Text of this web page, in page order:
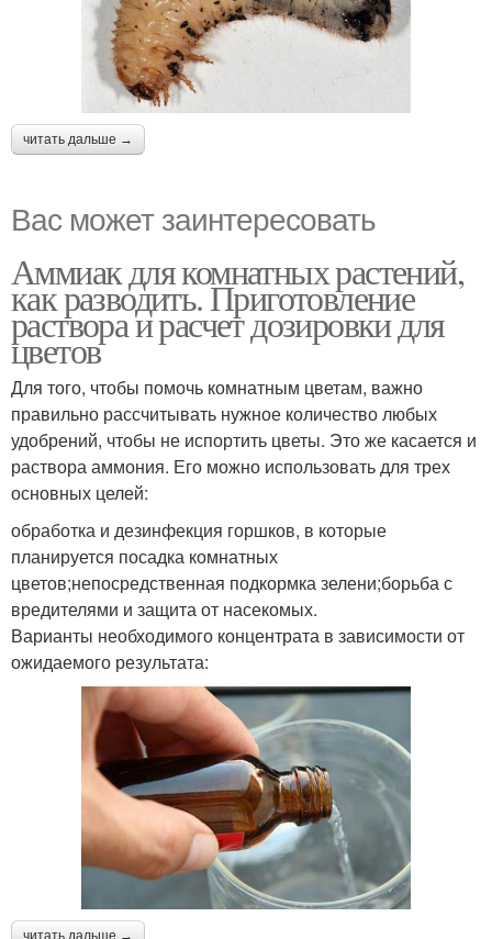
читать дальше →
Вас может заинтересовать
Аммиак для комнатных растений,
как разводить. Приготовление
раствора и расчет дозировки для
цветов
Для того, чтобы помочь комнатным цветам, важно
правильно рассчитывать нужное количество любых
удобрений, чтобы не испортить цветы. Это же касается и
раствора аммония. Его можно использовать для трех
основных целей:
обработка и дезинфекция горшков, в которые
планируется посадка комнатных
цветов;непосредственная подкормка зелени;борьба с
вредителями и защита от насекомых.
Варианты необходимого концентрата в зависимости от
ожидаемого результата: